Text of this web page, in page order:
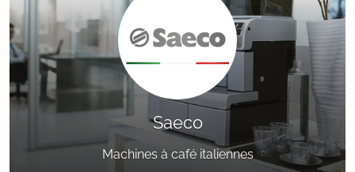
Saeco
Machines à café italiennes